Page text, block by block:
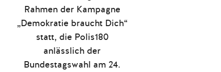
Rahmen der Kampagne
„Demokratie braucht Dich“
statt, die Polis180
anlässlich der
Bundestagswahl am 24.